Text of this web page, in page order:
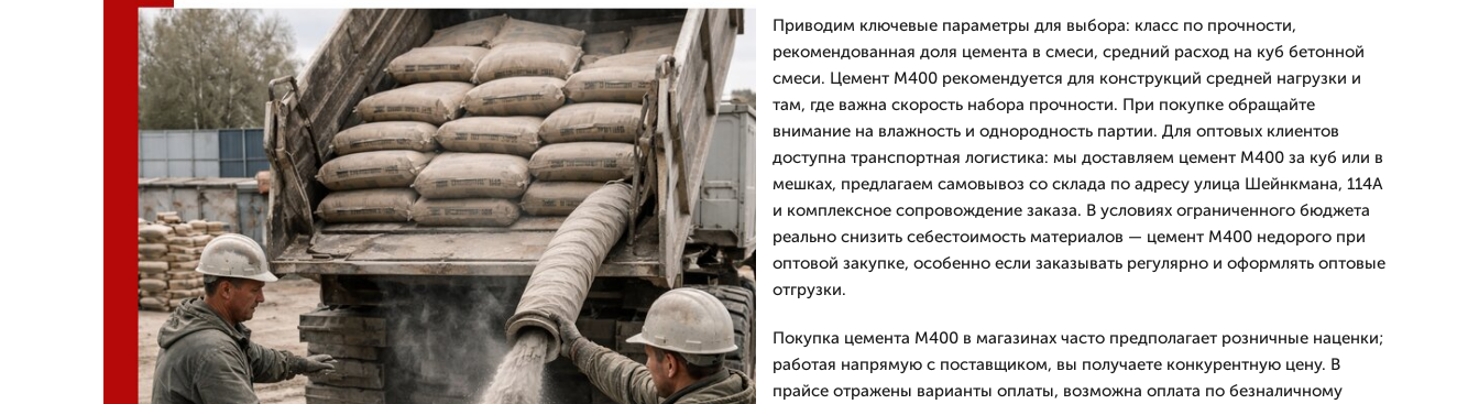
Приводим ключевые параметры для выбора: класс по прочности,
рекомендованная доля цемента в смеси, средний расход на куб бетонной
смеси. Цемент М400 рекомендуется для конструкций средней нагрузки и
там, где важна скорость набора прочности. При покупке обращайте
внимание на влажность и однородность партии. Для оптовых клиентов
доступна транспортная логистика: мы доставляем цемент М400 за куб или в
мешках, предлагаем самовывоз со склада по адресу улица Шейнкмана, 114А
и комплексное сопровождение заказа. В условиях ограниченного бюджета
реально снизить себестоимость материалов — цемент М400 недорого при
оптовой закупке, особенно если заказывать регулярно и оформлять оптовые
отгрузки.
Покупка цемента М400 в магазинах часто предполагает розничные наценки;
работая напрямую с поставщиком, вы получаете конкурентную цену. В
прайсе отражены варианты оплаты, возможна оплата по безналичному